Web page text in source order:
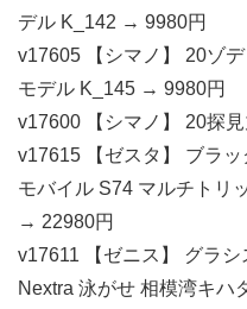
デル K_142 → 9980円
v17605 【シマノ】 20ゾ
モデル K_145 → 9980円
v17600 【シマノ】 20探
v17615 【ゼスタ】 ブラ
モバイル S74 マルチトリ
→ 22980円
v17611 【ゼニス】 グラ
Nextra 泳がせ 相模湾キ